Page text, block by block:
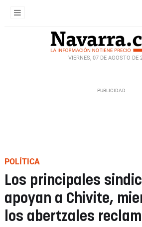
VIERNES, 07 DE AGOSTO DE
POLÍTICA
Los principales
apoyan a Chivite,
los abertzales